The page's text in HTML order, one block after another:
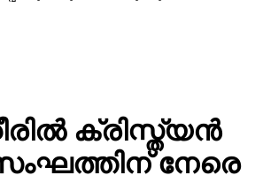
ക്രിസ്ത്യന്‍
നേരെ